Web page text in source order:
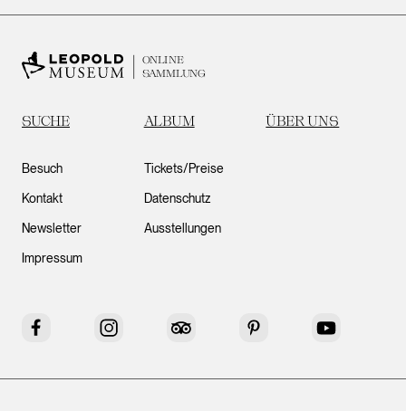
ONLINE
SAMMLUNG
SUCHE ALBUM ÜBER UNS
Besuch
Kontakt
Newsletter
Impressum
Tickets/Preise
Datenschutz
Ausstellungen
Facebook Instagram Tripadvisor Pinterest YouTube